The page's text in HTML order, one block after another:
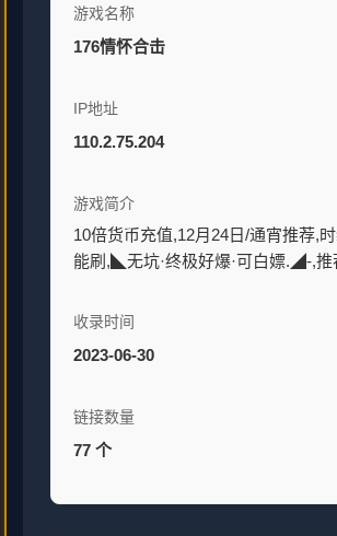
游戏名称
176情怀合击
IP地址
110.2.75.204
游戏简介
10倍货币充值,12月24日/通宵推荐,
能刷,◣无坑·终极好爆·可白嫖.◢-,推
收录时间
2023-06-30
链接数量
77 个